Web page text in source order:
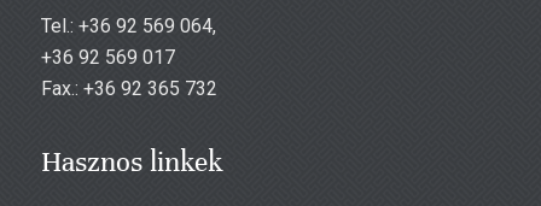
Tel.: +36 92 569 064,
+36 92 569 017
Fax.: +36 92 365 732
Hasznos linkek